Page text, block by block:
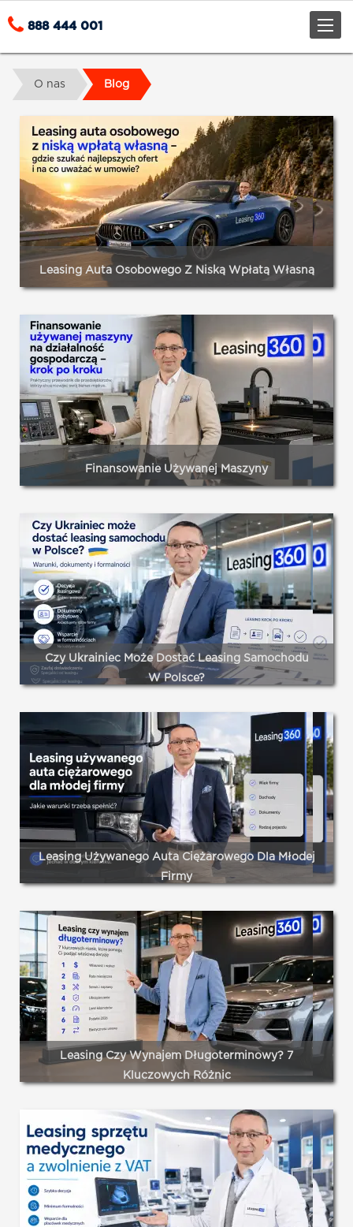
Toggle
888 444 001
O nas Blog
Leasing Auta Osobowego Z Niską Wpłatą Własną
Wybór finansowania samochodu osobowego to jedna z
kluczowych decyzji biznesowych, przed którą staje każdy
przedsiębiorca planujący rozbudowę floty lub wymianę
pojazdu służbowego. Leasing od lat pozostaje dominującą
formą finansowania inwestycji firm w Polsce.
Czytaj dalej...
Finansowanie Używanej Maszyny
Leasing operacyjny – to najpopularniejsza forma
finansowania używanych i nowych maszyn w Polsce.
Czytaj dalej...
Czy Ukrainiec Może Dostać Leasing Samochodu
W Polsce?
Leasing samochodu to dla wielu przedsiębiorców z
Ukrainy najwygodniejsza forma finansowania pojazdu –
pozwala zachować płynność finansową, odliczyć VAT i
korzystać z auta bez angażowania całego kapitału.
Czytaj dalej...
Leasing Używanego Auta Ciężarowego Dla Młodej
Firmy
Tak, to możliwe – ale warunki będą ostrzejsze niż dla
przedsiębiorcy z kilkuletnią historią. Leasingodawcy
postrzegają firmę bez udokumentowanego stażu jako
podwyższone ryzyko.
Czytaj dalej...
Leasing Czy Wynajem Długoterminowy? 7
Kluczowych Różnic
Wybór między leasingiem a wynajmem długoterminowym
sprowadza się do priorytetów: własność i elastyczność
(leasing) versus przewidywalność i wygoda (wynajem).
Czytaj dalej...